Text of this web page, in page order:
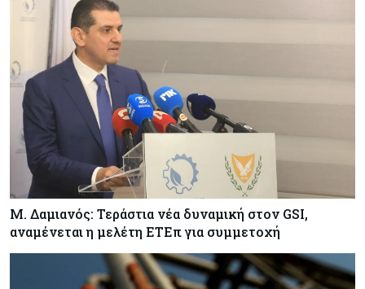
Μ. Δαμιανός: Τεράστια νέα δυναμική στον GSI,
αναμένεται η μελέτη ΕΤΕπ για συμμετοχή